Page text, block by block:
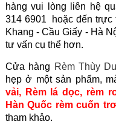
hàng vui lòng liên hệ
314 6901 hoặc đến trực
Khang - Cầu Giấy - Hà
tư vấn cụ thể hơn.
Cửa hàng Rèm Thùy
hẹp ở một sản phẩm,
vải, Rèm lá dọc, rèm
Hàn Quốc rèm cuốn
tham khảo.